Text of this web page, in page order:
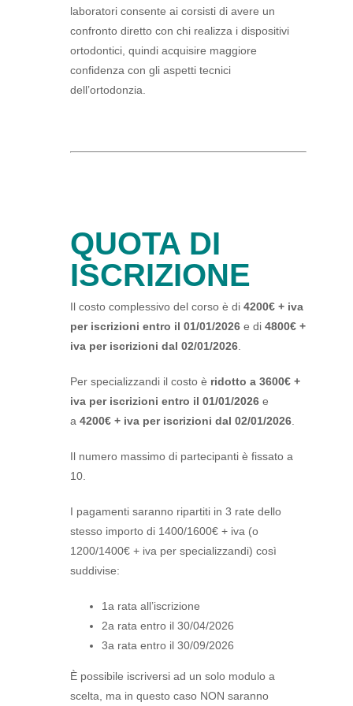
laboratori consente ai corsisti di avere un
confronto diretto con chi realizza i dispositivi
ortodontici, quindi acquisire maggiore
confidenza con gli aspetti tecnici
dell’ortodonzia.
QUOTA DI
ISCRIZIONE
Il costo complessivo del corso è di 4200€ + iva
per iscrizioni entro il 01/01/2026 e di 4800€ +
iva per iscrizioni dal 02/01/2026
Per specializzandi il costo è ridotto a 3600€ +
iva per iscrizioni entro il 01/01/2026 e
a 4200€ + iva per iscrizioni dal 02/01/2026
Il numero massimo di partecipanti è fissato a
10.
I pagamenti saranno ripartiti in 3 rate dello
stesso importo di 1400/1600€ + iva (o
1200/1400€ + iva per specializzandi) così
suddivise:
1a rata all’iscrizione
2a rata entro il 30/04/2026
3a rata entro il 30/09/2026
È possibile iscriversi ad un solo modulo a
scelta, ma in questo caso NON saranno